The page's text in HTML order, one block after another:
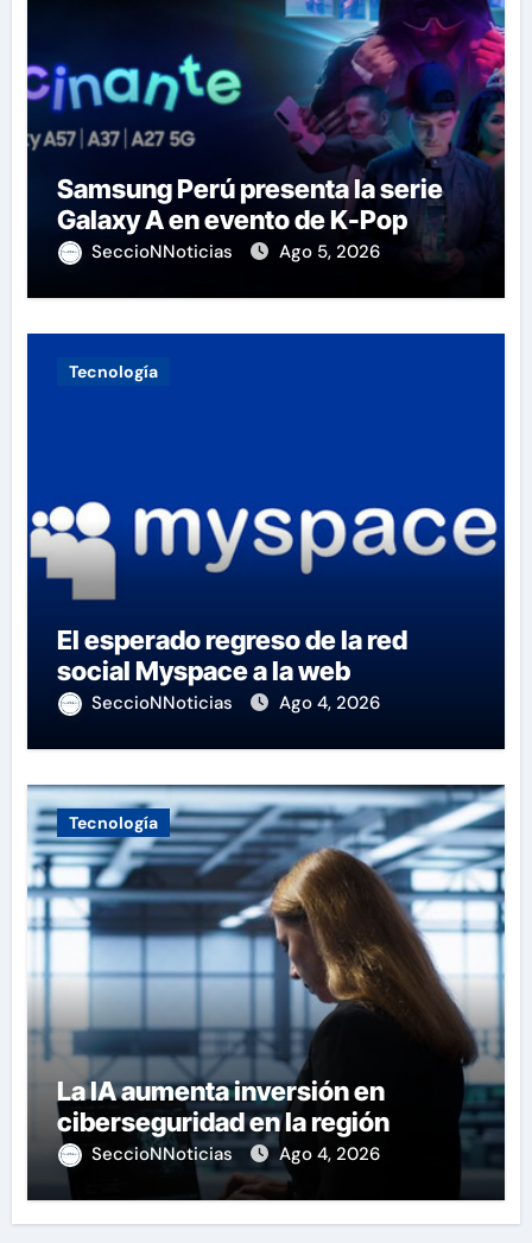
Samsung Perú presenta la serie
Galaxy A en evento de K-Pop
SeccioNNoticias Ago 5, 2026
Tecnología
El esperado regreso de la red
social Myspace a la web
SeccioNNoticias Ago 4, 2026
Tecnología
La IA aumenta inversión en
ciberseguridad en la región
SeccioNNoticias Ago 4, 2026